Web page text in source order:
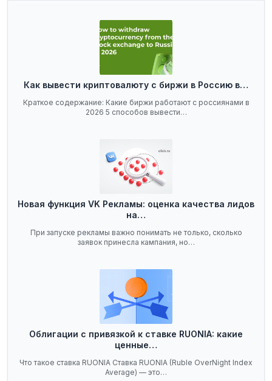
Как вывести криптовалюту с биржи в Россию в…
Краткое содержание: Какие биржи работают с россиянами в
2026 5 способов вывести…
Новая функция VK Рекламы: оценка качества лидов
на…
При запуске рекламы важно понимать не только, сколько
заявок принесла кампания, но…
Облигации с привязкой к ставке RUONIA: какие
ценные…
Что такое ставка RUONIA Ставка RUONIA (Ruble OverNight Index
Average) — это…